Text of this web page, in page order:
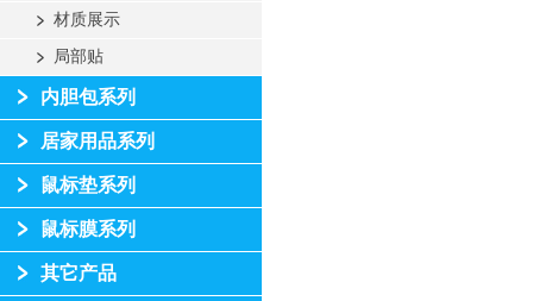
材质展示
局部贴
内胆包系列
居家用品系列
鼠标垫系列
鼠标膜系列
其它产品